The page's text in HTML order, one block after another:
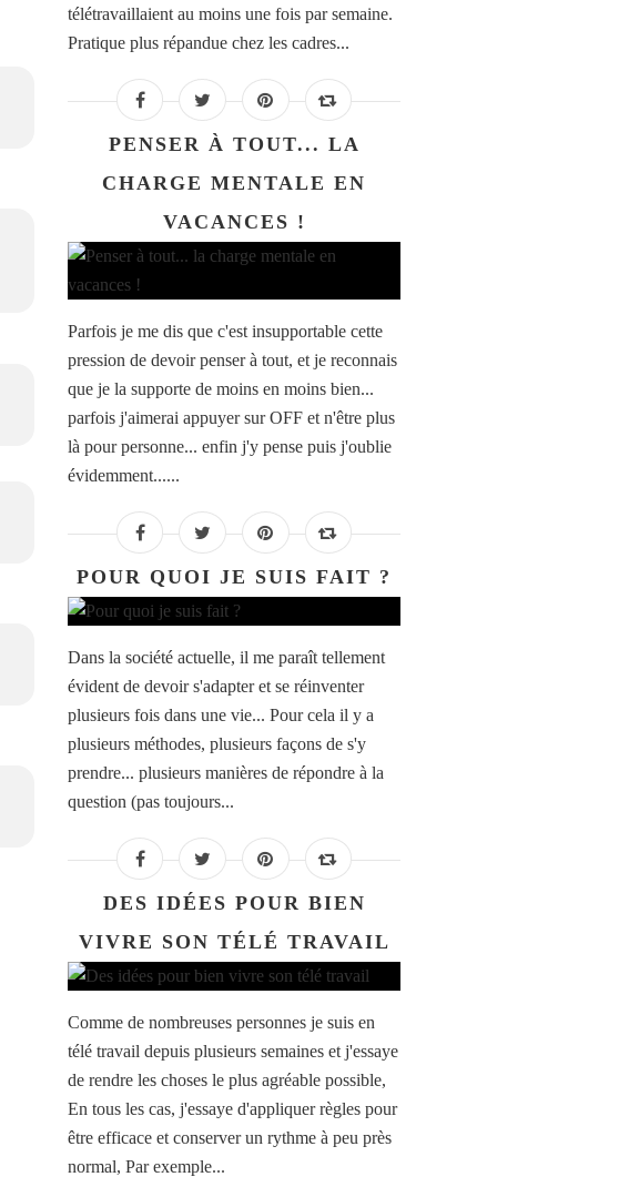
télétravaillaient au moins une fois par semaine.
Pratique plus répandue chez les cadres...
PENSER À TOUT... LA
CHARGE MENTALE EN
VACANCES !
Parfois je me dis que c'est insupportable cette
pression de devoir penser à tout, et je reconnais
que je la supporte de moins en moins bien...
parfois j'aimerai appuyer sur OFF et n'être plus
là pour personne... enfin j'y pense puis j'oublie
évidemment......
POUR QUOI JE SUIS FAIT ?
Dans la société actuelle, il me paraît tellement
évident de devoir s'adapter et se réinventer
plusieurs fois dans une vie... Pour cela il y a
plusieurs méthodes, plusieurs façons de s'y
prendre... plusieurs manières de répondre à la
question (pas toujours...
DES IDÉES POUR BIEN
VIVRE SON TÉLÉ TRAVAIL
Comme de nombreuses personnes je suis en
télé travail depuis plusieurs semaines et j'essaye
de rendre les choses le plus agréable possible,
En tous les cas, j'essaye d'appliquer règles pour
être efficace et conserver un rythme à peu près
normal, Par exemple...